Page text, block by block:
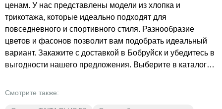
ценам. У нас представлены модели из хлопка и
трикотажа, которые идеально подходят для
повседневного и спортивного стиля. Разнообразие
цветов и фасонов позволит вам подобрать идеальный
вариант. Закажите с доставкой в Бобруйск и убедитесь в
выгодности нашего предложения. Выберите в каталоге
сейчас. Добавьте разнообразие в свой гардероб с
Смотрите также: